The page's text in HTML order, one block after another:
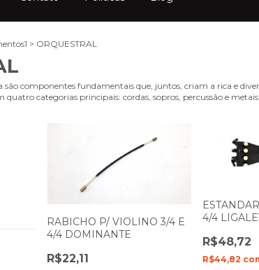
> ORQUESTRAL
componentes fundamentais que, juntos, criam a rica e
quatro categorias principais: cordas, sopros, percussão e metais.
RABICHO P/ VIOLINO 3/4 E
4/4 DOMINANTE
R$22,11
4/4
R$48,72
R$44,82